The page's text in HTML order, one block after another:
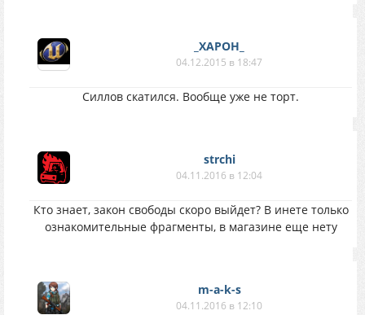
_XAPOH_
04.12.2015 в 18:47
Силлов скатился. Вообще уже не торт.
strchi
04.11.2016 в 12:04
Кто знает, закон свободы скоро выйдет? В инете только
ознакомительные фрагменты, в магазине еще нету
m-a-k-s
04.11.2016 в 12:10